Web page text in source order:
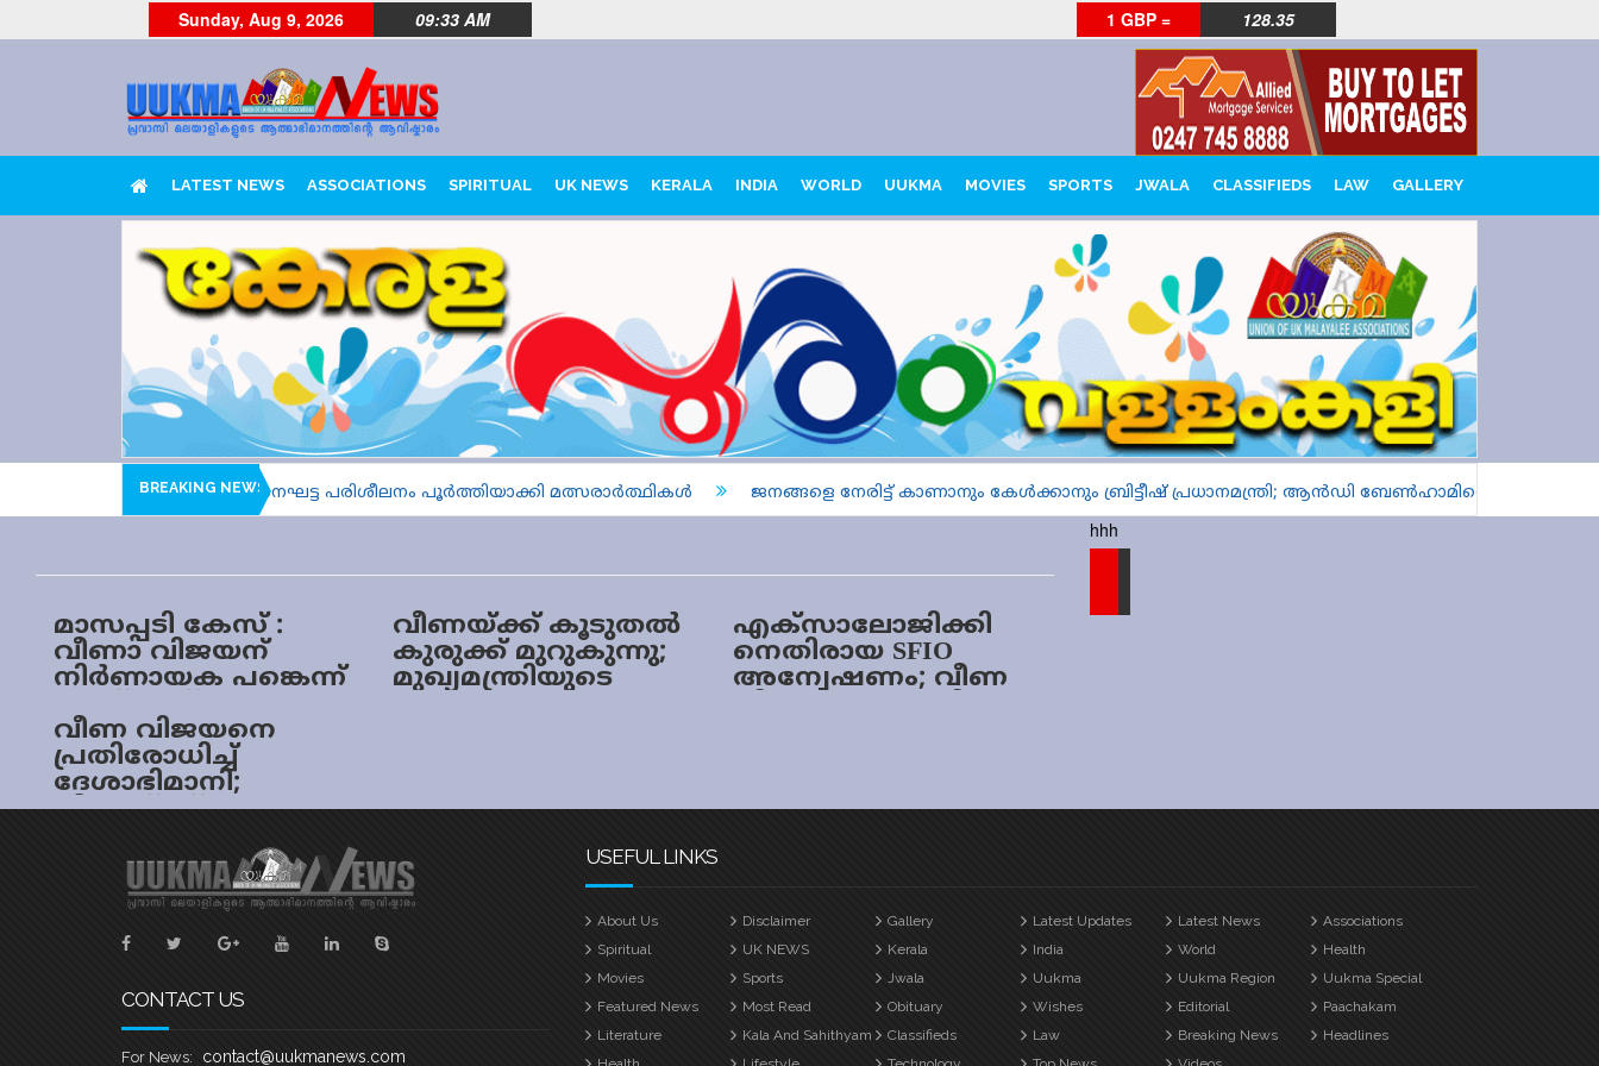
Sunday, Aug 9, 2026 09:33 AM 1 GBP = 128.35
LATEST NEWS ASSOCIATIONS SPIRITUAL UK NEWS KERALA INDIA WORLD UUKMA MOVIES SPORTS JWALA CLASSIFIEDS LAW GALLERY
BREAKING NEWS
സീസൺ 2; അവസാനഘട്ട പരിശീലനം പൂർത്തിയാക്കി മത്സരാർത്ഥികൾ ജനങ്ങളെ നേരിട്ട് കാണാനും കേൾക്കാനും ബ്രിട്ടീഷ് പ്രധാനമന്ത്രി; ആൻഡി ബേൺഹാമിന്റെ ദേശീയ
മാസപ്പടി കേസ് :
വീണാ വിജയന്
നിര്‍ണായക പങ്കെന്ന്
അന്വേഷണ റിപ്പോര്‍ട്ട്
വീണയ്ക്ക് കൂടുതൽ
കുരുക്ക് മുറുകുന്നു;
മുഖ്യമന്ത്രിയുടെ
എക്‌സാലോജിക്കി
നെതിരായ SFIO
അന്വേഷണം; വീണ
പരിഗണിക്കില്ല
വീണ വിജയനെ
പ്രതിരോധിച്ച്
ദേശാഭിമാനി;
വീണയ്ക്ക്
നിഷേധിക്കപ്പെട്ടു
എഡിറ്റോറിയൽ
hhh
CONTACT US
For News: contact@uukmanews.com
USEFUL LINKS
About Us Disclaimer Gallery Latest Updates Latest News
Associations
Spiritual
UK NEWS Kerala India World
Health
Movies
Sports Jwala Uukma Uukma Region
Uukma Special
Featured News
Most Read Obituary Wishes Editorial
Paachakam
Literature
Kala And Sahithyam Classifieds Law Breaking News
Headlines